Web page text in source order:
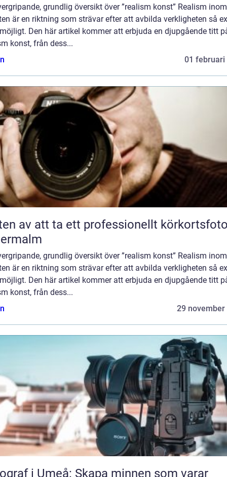
grundlig översikt över ”realism konst” Realism inom
är en riktning som strävar efter att avbilda verkligheten så
Den här artikel kommer att erbjuda en djupgående titt
konst, från dess...
01 februari
av att ta ett professionellt
grundlig översikt över ”realism konst” Realism inom
är en riktning som strävar efter att avbilda verkligheten så
Den här artikel kommer att erbjuda en djupgående titt
konst, från dess...
29 november
i Umeå: Skapa minnen som varar